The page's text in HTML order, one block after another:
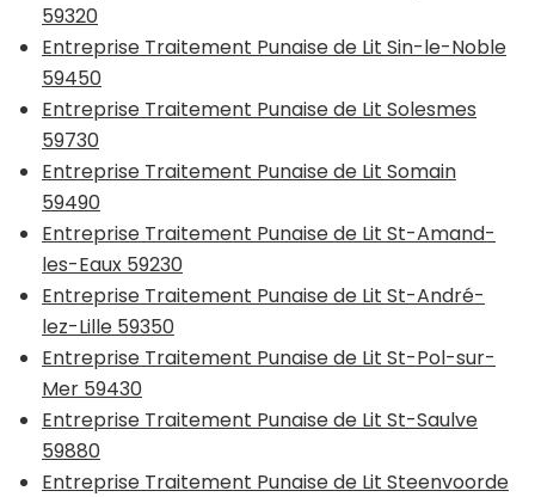
59320
Entreprise Traitement Punaise de Lit Sin-le-Noble
59450
Entreprise Traitement Punaise de Lit Solesmes
59730
Entreprise Traitement Punaise de Lit Somain
59490
Entreprise Traitement Punaise de Lit St-Amand-
les-Eaux 59230
Entreprise Traitement Punaise de Lit St-André-
lez-Lille 59350
Entreprise Traitement Punaise de Lit St-Pol-sur-
Mer 59430
Entreprise Traitement Punaise de Lit St-Saulve
59880
Entreprise Traitement Punaise de Lit Steenvoorde